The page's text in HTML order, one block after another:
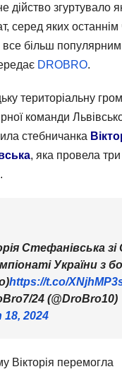
дійство згуртувало
серед яких
все більш
DROBRO.
територіальну
команди
стебничанка
, яка провела три
Стефанівська
України з
https://t.co/
24 (@DroBro10)
18, 2024
Вікторія перемогла